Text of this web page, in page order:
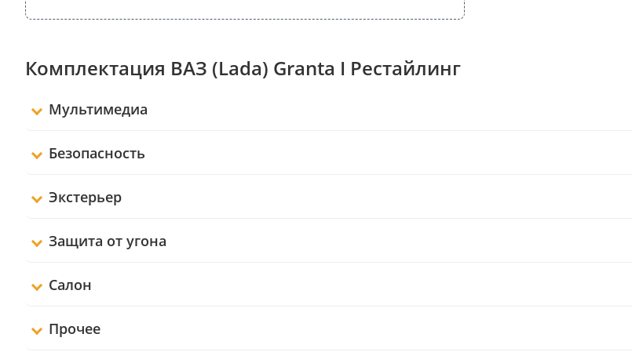
Комплектация ВАЗ (Lada) Granta I Рестайлинг
Мультимедиа
Безопасность
Экстерьер
Защита от угона
Салон
Прочее